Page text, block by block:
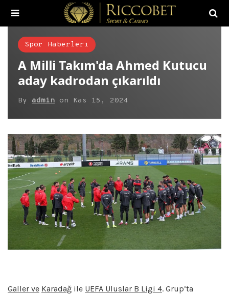
Spor Haberleri
A Milli Takım'da Ahmed Kutucu
aday kadrodan çıkarıldı
By admin on Kas 15, 2024
Galler ve Karadağ ile UEFA Uluslar B Ligi 4. Grup’ta